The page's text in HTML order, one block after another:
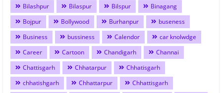
Bilashpur
Bilaspur Bilspur
Binagang
Bojpur
Bollywood Burhanpur
buseness
Business
bussiness Calendor
car knolwdge
Career
Cartoon Chandigarh
Channai
Chattisgarh
Chhatarpur
Chhatisgarh
chhatishgarh
Chhattarpur
Chhattisgarh